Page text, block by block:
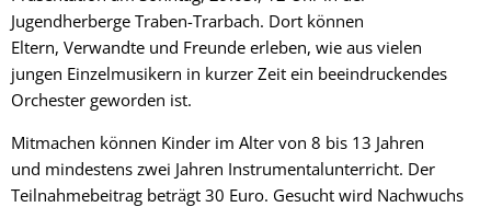
Jugendherberge Traben-Trarbach. Dort können
Eltern, Verwandte und Freunde erleben, wie aus vielen
jungen Einzelmusikern in kurzer Zeit ein beeindruckendes
Orchester geworden ist.
Mitmachen können Kinder im Alter von 8 bis 13 Jahren
und mindestens zwei Jahren Instrumentalunterricht. Der
Teilnahmebeitrag beträgt 30 Euro. Gesucht wird Nachwuchs